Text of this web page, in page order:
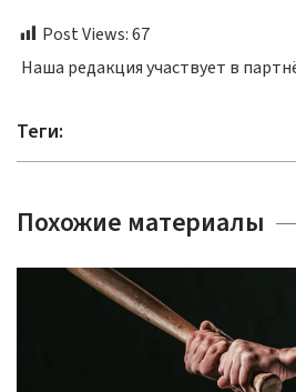
Post Views:67
Наша редакция участвует в
Теги:
Похожие материалы